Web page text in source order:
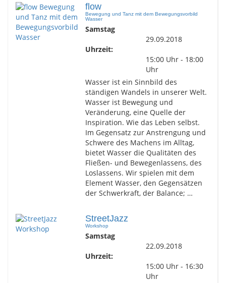
flow
Bewegung und Tanz mit dem Bewegungsvorbild
Wasser
Samstag
29.09.2018
Uhrzeit:
15:00 Uhr - 18:00
Uhr
Wasser ist ein Sinnbild des
ständigen Wandels in unserer Welt.
Wasser ist Bewegung und
Veränderung, eine Quelle der
Inspiration. Wie das Leben selbst.
Im Gegensatz zur Anstrengung und
Schwere des Machens im Alltag,
bietet Wasser die Qualitäten des
Fließen- und Bewegenlassens, des
Loslassens. Wir spielen mit dem
Element Wasser, den Gegensätzen
der Schwerkraft, der Balance; …
StreetJazz
Workshop
Samstag
22.09.2018
Uhrzeit:
15:00 Uhr - 16:30
Uhr